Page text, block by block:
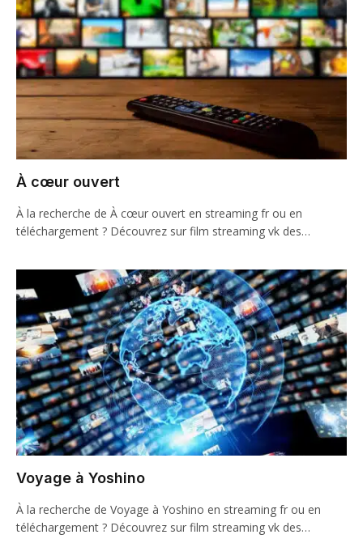
À cœur ouvert
À la recherche de À cœur ouvert en streaming fr ou en
téléchargement ? Découvrez sur film streaming vk des…
Voyage à Yoshino
À la recherche de Voyage à Yoshino en streaming fr ou en
téléchargement ? Découvrez sur film streaming vk des…